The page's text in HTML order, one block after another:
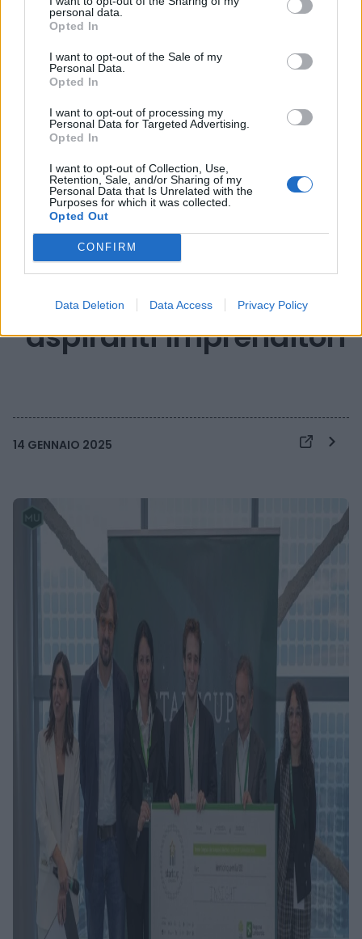
personal data.
Opted In
I want to opt-out of the Sale of my
Personal Data.
Opted In
I want to opt-out of processing my
Personal Data for Targeted Advertising.
Opted In
I want to opt-out of Collection, Use,
Retention, Sale, and/or Sharing of my
Personal Data that Is Unrelated with the
Purposes for which it was collected.
Opted Out
CONFIRM
Data Deletion Data Access Privacy Policy
Future Founders
Program: un percorso
intensivo e gratuito
per diventare
aspiranti imprenditori
14 GENNAIO 2025